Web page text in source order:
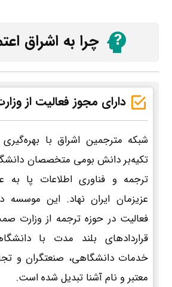
چرا به اشراق
دارای مجوز فعالیت از
شبکه مترجمین اشراق با
تکیه‌بر دانش بومی متخصصان
ترجمه و فناوری اطلاعات پا
عزیزمان ایران نهاد. این موسسه
فعالیت در حوزه ترجمه از وزارت
قراردادهای بلند مدت با
خدمات دانشگاهی، صنعتگران و
معتبر و نام آشنا تبدیل شده است.